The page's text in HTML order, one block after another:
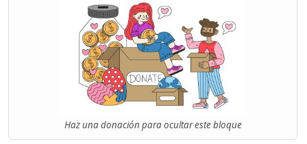
Haz una donación para ocultar este bloque